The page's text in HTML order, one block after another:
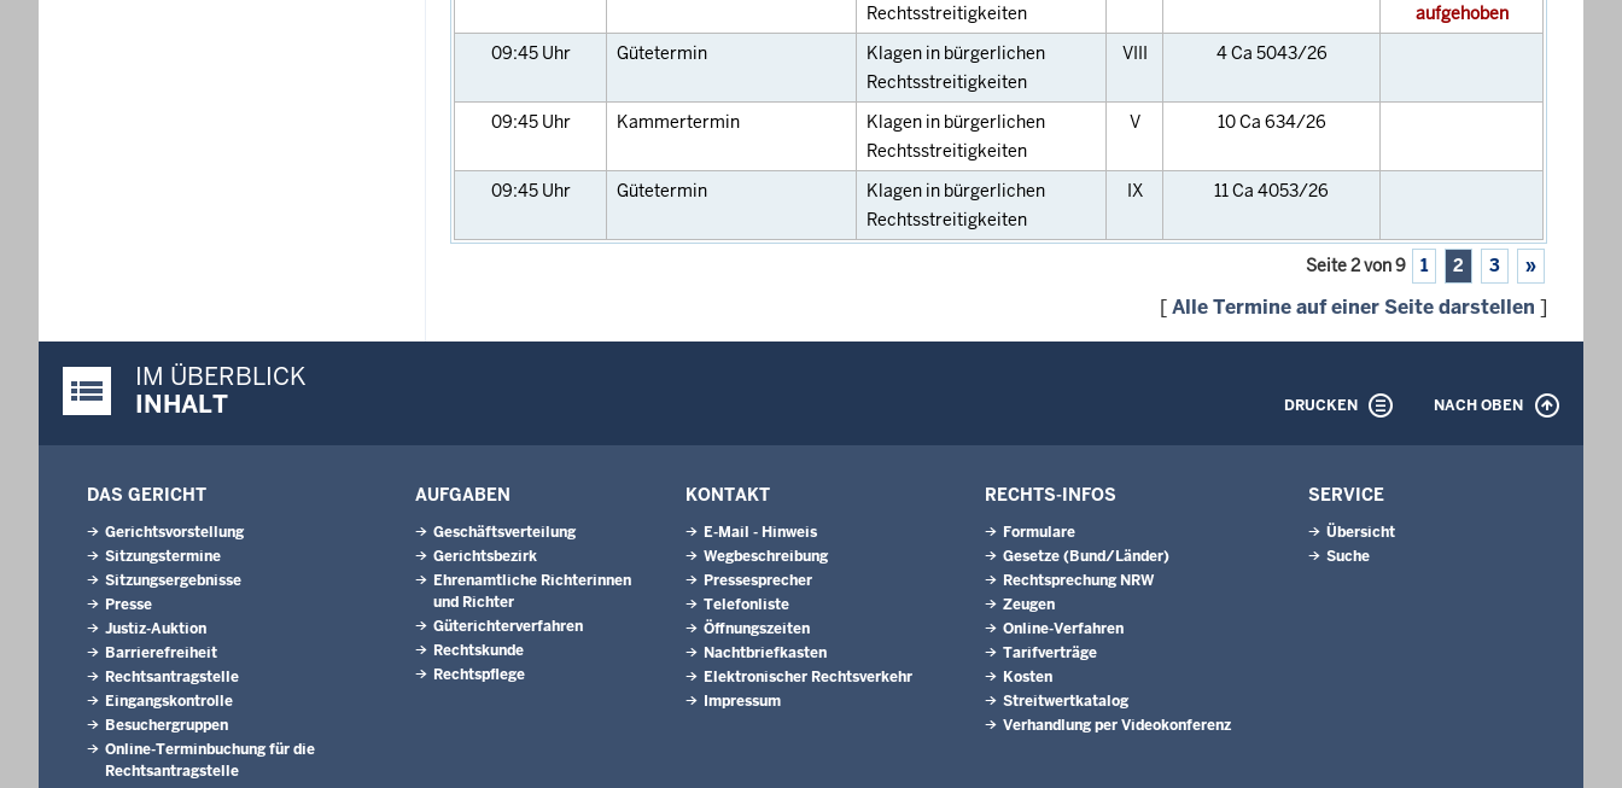
Rechtsstreitigkeiten
aufgehoben
09:45 Uhr Gütetermin
Klagen in bürgerlichen
Rechtsstreitigkeiten
VIII 4 Ca 5043/26
09:45 Uhr Kammertermin
Klagen in bürgerlichen
Rechtsstreitigkeiten
V 10 Ca 634/26
09:45 Uhr Gütetermin
Klagen in bürgerlichen
Rechtsstreitigkeiten
IX 11 Ca 4053/26
Seite 2 von 9 1 2 3 »
[Alle Termine auf einer Seite darstellen ]
Justiz-Portal im Überblick:
IM ÜBERBLICK
INHALT
DRUCKEN NACH OBEN
DAS GERICHT
Gerichtsvorstellung
Sitzungstermine
Sitzungsergebnisse
Presse
Justiz-Auktion
Barrierefreiheit
Rechtsantragstelle
Eingangskontrolle
Besuchergruppen
Online-Terminbuchung für die
Rechtsantragstelle
AUFGABEN
Geschäftsverteilung
Gerichtsbezirk
Ehrenamtliche Richterinnen
und Richter
Güterichterverfahren
Rechtskunde
Rechtspflege
KONTAKT
E-Mail - Hinweis
Wegbeschreibung
Pressesprecher
Telefonliste
Öffnungszeiten
Nachtbriefkasten
Elektronischer Rechtsverkehr
Impressum
RECHTS-INFOS
Formulare
Gesetze (Bund/Länder)
Rechtsprechung NRW
Zeugen
Online-Verfahren
Tarifverträge
Kosten
Streitwertkatalog
Verhandlung per Videokonferenz
SERVICE
Übersicht
Suche